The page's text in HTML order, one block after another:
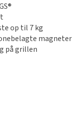
op til 7 kg
magneter
på grillen